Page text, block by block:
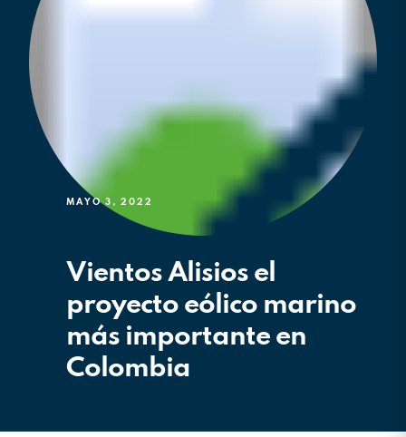
MAYO 3, 2022
Vientos Alisios el
proyecto eólico marino
más importante en
Colombia